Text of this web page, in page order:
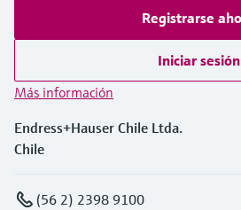
Registrarse
Iniciar sesión
Más información
Endress+Hauser Chile Ltda.
Chile
(56 2) 2398 9100